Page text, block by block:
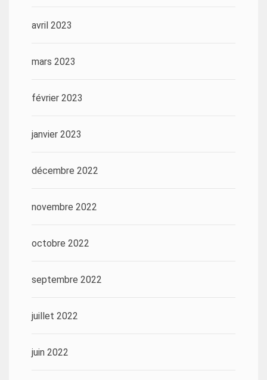
avril 2023
mars 2023
février 2023
janvier 2023
décembre 2022
novembre 2022
octobre 2022
septembre 2022
juillet 2022
juin 2022